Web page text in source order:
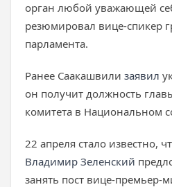
орган любой уважающей
резюмировал вице-спикер
парламента.
Ранее Саакашвили заявил
он получит должность
комитета в Национальном
22 апреля стало известно,
Владимир Зеленский
занять пост вице-премьер-